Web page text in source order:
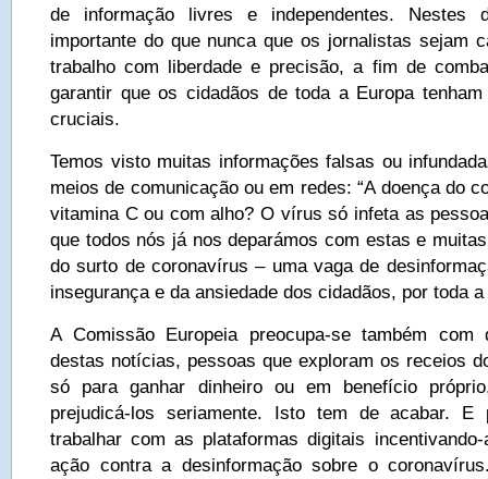
de informação livres e independentes. Nestes
importante do que nunca que os jornalistas sejam
trabalho com liberdade e precisão, a fim de
garantir que os cidadãos de toda a Europa
cruciais.
Temos visto muitas informações falsas ou
meios de comunicação ou em redes: “A doença do
vitamina C ou com alho? O vírus só infeta as
que todos nós já nos deparámos com estas e
do surto de coronavírus – uma vaga de
insegurança e da ansiedade dos cidadãos, por toda
A Comissão Europeia preocupa-se também
destas notícias, pessoas que exploram os receios
só para ganhar dinheiro ou em benefício
prejudicá-los seriamente. Isto tem de acabar.
trabalhar com as plataformas digitais
ação contra a desinformação sobre o